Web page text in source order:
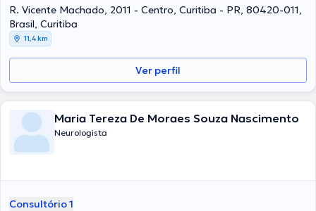
R. Vicente Machado, 2011 - Centro, Curitiba - PR, 80420-011,
Brasil, Curitiba
11,4 km
Ver perfil
Maria Tereza De Moraes Souza Nascimento
Neurologista
Consultório 1